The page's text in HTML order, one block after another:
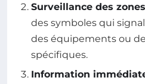
Surveillance des
des symboles qui
des équipements ou
spécifiques.
Information